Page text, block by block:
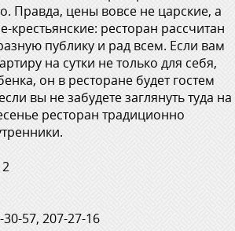
Правда, цены вовсе не царские, а
крестьянские: ресторан рассчитан
публику и рад всем. Если вам
на сутки не только для себя,
он в ресторане будет гостем
вы не забудете заглянуть туда на
ресторан традиционно
57, 207-27-16